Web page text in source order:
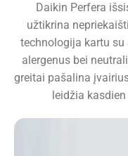
Daikin Perfera
užtikrina
technologija kartu
alergenus bei
greitai pašalina
leidžia